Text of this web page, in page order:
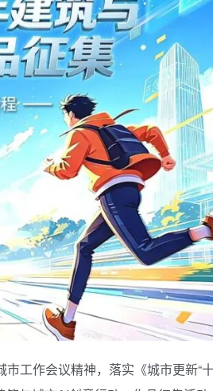
工作会议精神，落实《城市更新“